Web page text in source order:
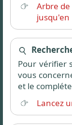
Arbre
jusqu'en
Pour vérifier
vous
et le
Lancez